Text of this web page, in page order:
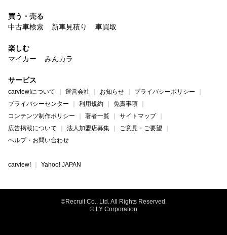
買う・売る
中古車検索
新車見積り 車買取
楽しむ
マイカー
みんカラ
サービス
carview!について 運営会社 お知らせ
プライバシーポリシー
プライバシーセンター
利用規約
免責事項
コンテンツ制作ポリシー
著者一覧
サイトマップ
広告掲載について
法人加盟店募集
ご意見・ご要望
ヘルプ・お問い合わせ
carview! Yahoo! JAPAN
©Recruit Co., Ltd. All Rights Reserved.
© LY Corporation